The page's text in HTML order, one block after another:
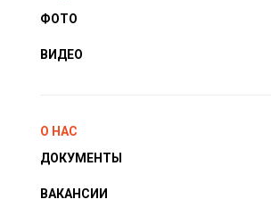
ФОТО
ВИДЕО
О НАС
ДОКУМЕНТЫ
ВАКАНСИИ